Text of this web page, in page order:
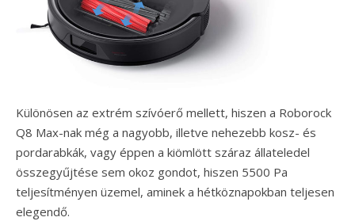
Különösen az extrém szívóerő mellett, hiszen a Roborock
Q8 Max-nak még a nagyobb, illetve nehezebb kosz- és
pordarabkák, vagy éppen a kiömlött száraz állateledel
összegyűjtése sem okoz gondot, hiszen 5500 Pa
teljesítményen üzemel, aminek a hétköznapokban teljesen
elegendő.